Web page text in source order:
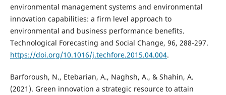
environmental management systems and environmental
innovation capabilities: a firm level approach to
environmental and business performance benefits.
Technological Forecasting and Social Change, 96, 288-297.
https://doi.org/10.1016/j.techfore.2015.04.004.
Barforoush, N., Etebarian, A., Naghsh, A., & Shahin, A.
(2021). Green innovation a strategic resource to attain